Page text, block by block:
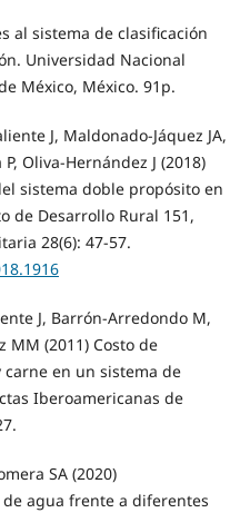
al sistema de clasificación
Universidad Nacional
México, México. 91p.
J, Maldonado-Jáquez JA,
Oliva-Hernández J (2018)
sistema doble propósito en
de Desarrollo Rural 151,
28(6): 47-57.
J, Barrón-Arredondo M,
MM (2011) Costo de
en un sistema de
Iberoamericanas de
SA (2020)
agua frente a diferentes